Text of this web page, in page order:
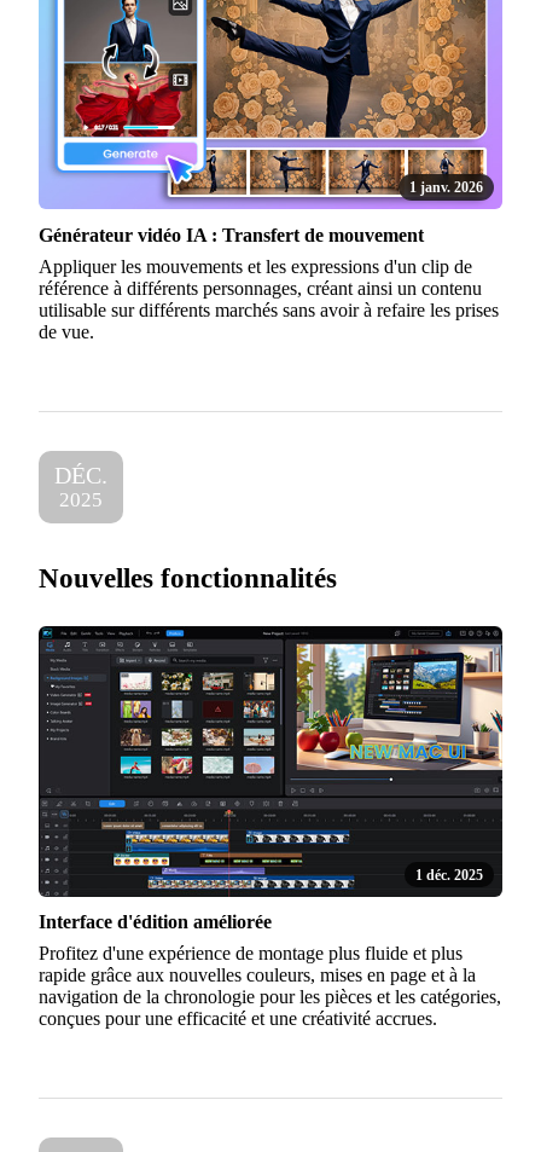
1 janv. 2026
Générateur vidéo IA : Transfert de mouvement
Appliquer les mouvements et les expressions d'un clip de
référence à différents personnages, créant ainsi un contenu
utilisable sur différents marchés sans avoir à refaire les prises
de vue.
DÉC.
2025
Nouvelles fonctionnalités
1 déc. 2025
Interface d'édition améliorée
Profitez d'une expérience de montage plus fluide et plus
rapide grâce aux nouvelles couleurs, mises en page et à la
navigation de la chronologie pour les pièces et les catégories,
conçues pour une efficacité et une créativité accrues.